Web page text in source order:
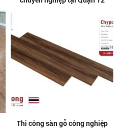
Thi công sàn gỗ công nghiệp